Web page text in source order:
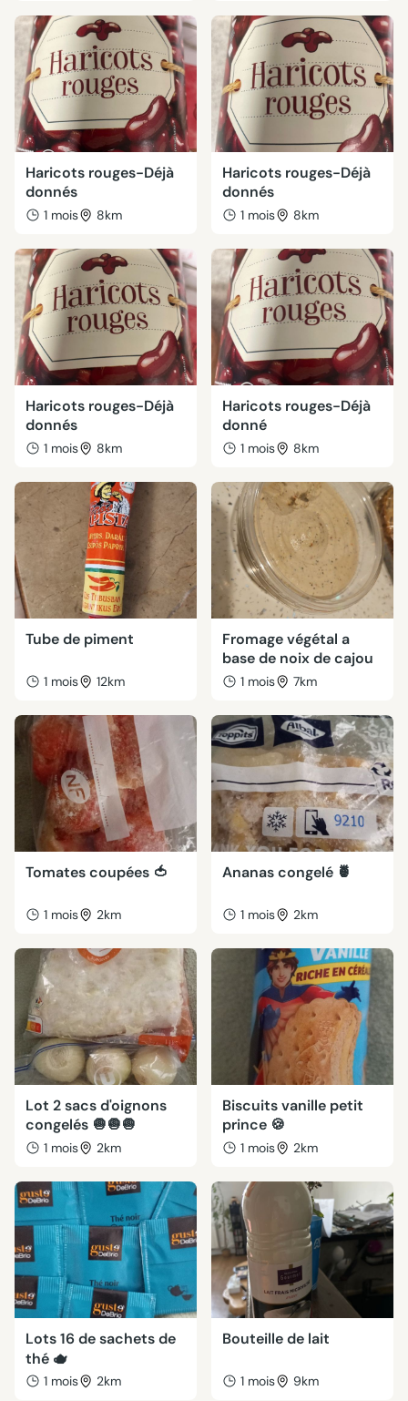
Haricots rouges-Déjà
donnés
1 mois 8km
Haricots rouges-Déjà
donnés
1 mois 8km
Haricots rouges-Déjà
donnés
1 mois 8km
Haricots rouges-Déjà
donné
1 mois 8km
Tube de piment
1 mois 12km
Fromage végétal a
base de noix de cajou
1 mois 7km
Tomates coupées 🍅
1 mois 2km
Ananas congelé 🍍
1 mois 2km
Lot 2 sacs d'oignons
congelés 🧅🧅🧅
1 mois 2km
Biscuits vanille petit
prince 🍪
1 mois 2km
Lots 16 de sachets de
thé 🫖
1 mois 2km
Bouteille de lait
1 mois 9km